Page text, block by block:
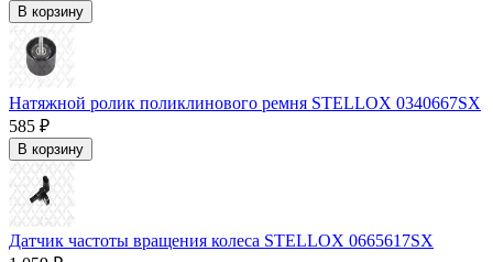
В корзину
Натяжной ролик поликлинового ремня STELLOX 0340667SX
585 ₽
В корзину
Датчик частоты вращения колеса STELLOX 0665617SX